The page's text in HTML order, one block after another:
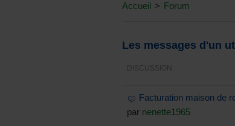
Accueil > Forum
Les messages d'un
DISCUSSION
Facturation maison de
par nenette1965